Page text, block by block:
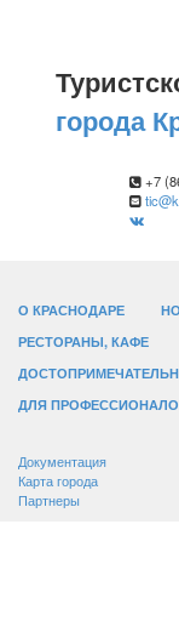
города
+7
О КРАСНОДАРЕ
РЕСТОРАНЫ, КАФЕ
ДЛЯ
Документация
Карта города
Партнеры